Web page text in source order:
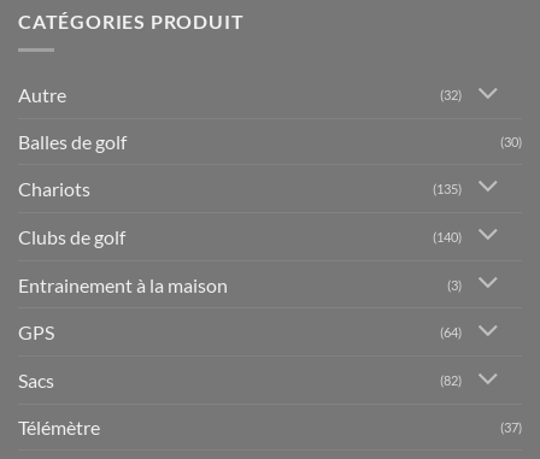
CATÉGORIES PRODUIT
Autre (32)
Balles de golf (30)
Chariots (135)
Clubs de golf (140)
Entrainement à la maison (3)
GPS (64)
Sacs (82)
Télémètre (37)